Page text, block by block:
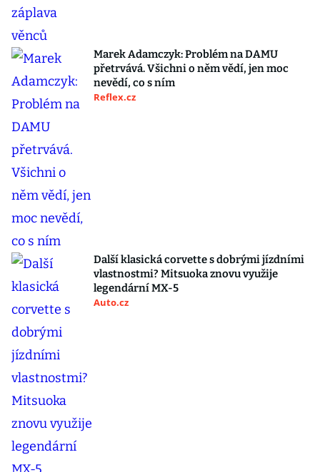
Marek Adamczyk: Problém na DAMU
přetrvává. Všichni o něm vědí, jen moc
nevědí, co s ním
Reflex.cz
Další klasická corvette s dobrými jízdními
vlastnostmi? Mitsuoka znovu využije
legendární MX-5
Auto.cz